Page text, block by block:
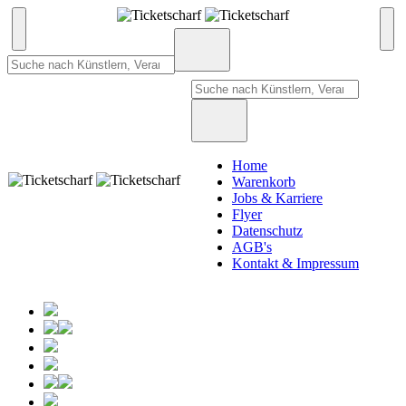
Home
Warenkorb
Jobs & Karriere
Flyer
Datenschutz
AGB's
Kontakt & Impressum